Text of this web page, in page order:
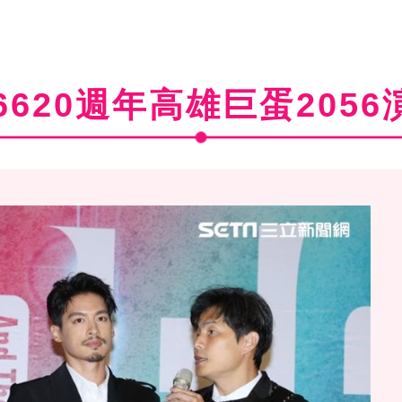
週年高雄巨蛋2056